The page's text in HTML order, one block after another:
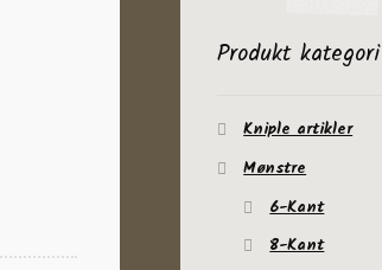
Produkt kategori
Kniple artikler
Mønstre
6-Kant
8-Kant